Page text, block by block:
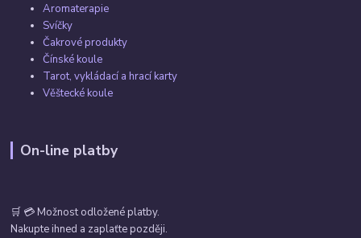
Aromaterapie
Svíčky
Čakrové produkty
Čínské koule
Tarot, vykládací a hrací karty
Věštecké koule
On-line platby
🛒 💳 Možnost odložené platby.
Nakupte ihned a zaplaťte později.